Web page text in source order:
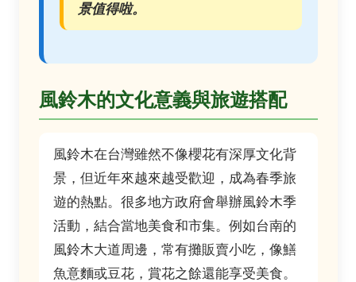
景值得啦。
風鈴木的文化意義與旅遊搭配
風鈴木在台灣雖然不像櫻花有深厚文化背
景，但近年來越來越受歡迎，成為春季旅
遊的熱點。很多地方政府會舉辦風鈴木季
活動，結合當地美食和市集。例如台南的
風鈴木大道周邊，常有攤販賣小吃，像鱔
魚意麵或豆花，賞花之餘還能享受美食。